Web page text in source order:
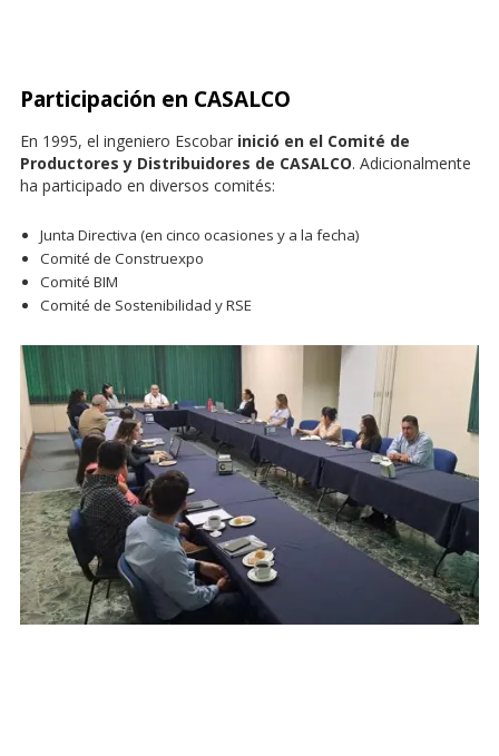
Participación en CASALCO
En 1995, el ingeniero Escobar inició en el Comité de
Productores y Distribuidores de CASALCO. Adicionalmente
ha participado en diversos comités:
Junta Directiva (en cinco ocasiones y a la fecha)
Comité de Construexpo
Comité BIM
Comité de Sostenibilidad y RSE